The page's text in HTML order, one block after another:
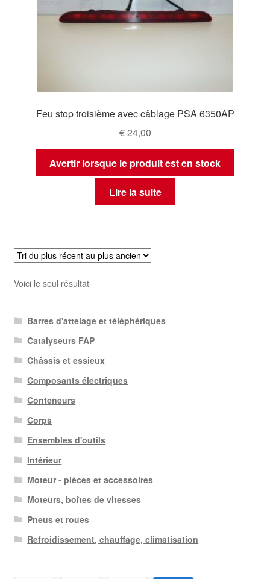
Feu stop troisième avec câblage PSA 6350AP
€24,00
Avertir lorsque le produit est en stock
Lire la suite
Voici le seul résultat
Barres d'attelage et téléphériques
Catalyseurs FAP
Châssis et essieux
Composants électriques
Conteneurs
Corps
Ensembles d'outils
Intérieur
Moteur - pièces et accessoires
Moteurs, boîtes de vitesses
Pneus et roues
Refroidissement, chauffage, climatisation